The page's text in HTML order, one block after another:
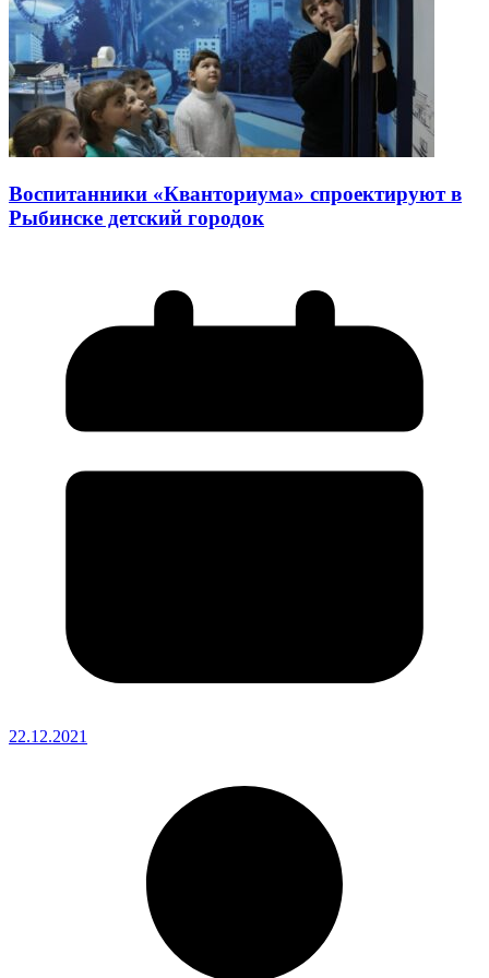
Воспитанники «Кванториума» спроектируют в
Рыбинске детский городок
22.12.2021